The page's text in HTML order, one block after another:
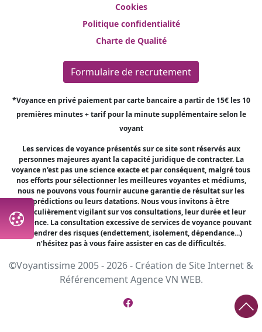
Cookies
Politique confidentialité
Charte de Qualité
Formulaire de recrutement
*Voyance en privé paiement par carte bancaire a partir de 15€ les 10
premières minutes + tarif pour la minute supplémentaire selon le
voyant
Les services de voyance présentés sur ce site sont réservés aux
personnes majeures ayant la capacité juridique de contracter. La
voyance n'est pas une science exacte et par conséquent, malgré tous
nos efforts pour sélectionner les meilleures voyantes et médiums,
nous ne pouvons vous fournir aucune garantie de résultat sur les
prédictions ou leurs datations. Nous vous invitons à être
particulièrement vigilant sur vos consultations, leur durée et leur
fréquence. La consultation excessive de services de voyance pouvant
engendrer des risques (endettement, isolement, dépendance...)
n’hésitez pas à vous faire assister en cas de difficultés.
©Voyantissime 2005 - 2026 - Création de Site Internet &
RéférencementAgence VN WEB.